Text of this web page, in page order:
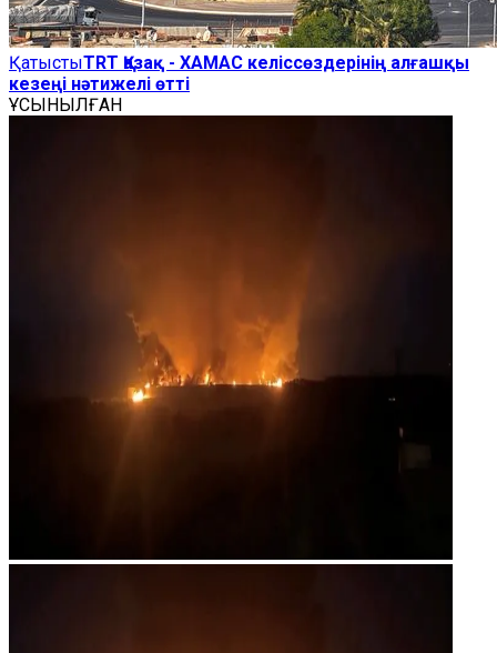
ҚатыстыTRT Қазақ - ХАМАС келіссөздерінің алғашқы
кезеңі нәтижелі өтті
ҰСЫНЫЛҒАН